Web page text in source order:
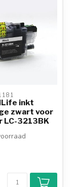
inkt
zwart voor
LC-3213BK
10